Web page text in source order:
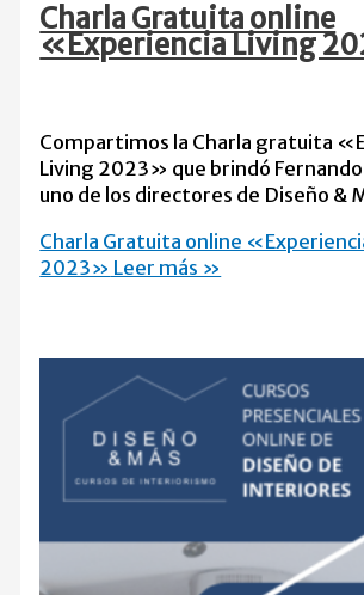
Charla Gratuita online
«Experiencia Living
Compartimos la Charla gratuita
Living 2023» que brindó
uno de los directores de Diseño &
Charla Gratuita online
2023» Leer más »